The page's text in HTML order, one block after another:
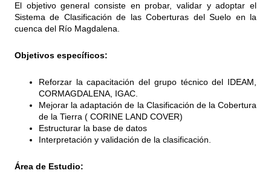
El objetivo general consiste en probar, validar y adoptar el
Sistema de Clasificación de las Coberturas del Suelo en la
cuenca del Río Magdalena.
Objetivos específicos:
Reforzar la capacitación del grupo técnico del IDEAM,
CORMAGDALENA, IGAC.
Mejorar la adaptación de la Clasificación de la Cobertura
de la Tierra ( CORINE LAND COVER)
Estructurar la base de datos
Interpretación y validación de la clasificación.
Área de Estudio: